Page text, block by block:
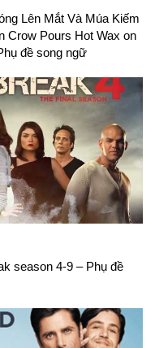
Lên Mắt Và Múa Kiếm
Crow Pours Hot Wax on
đề song ngữ
season 4-9 – Phụ đề